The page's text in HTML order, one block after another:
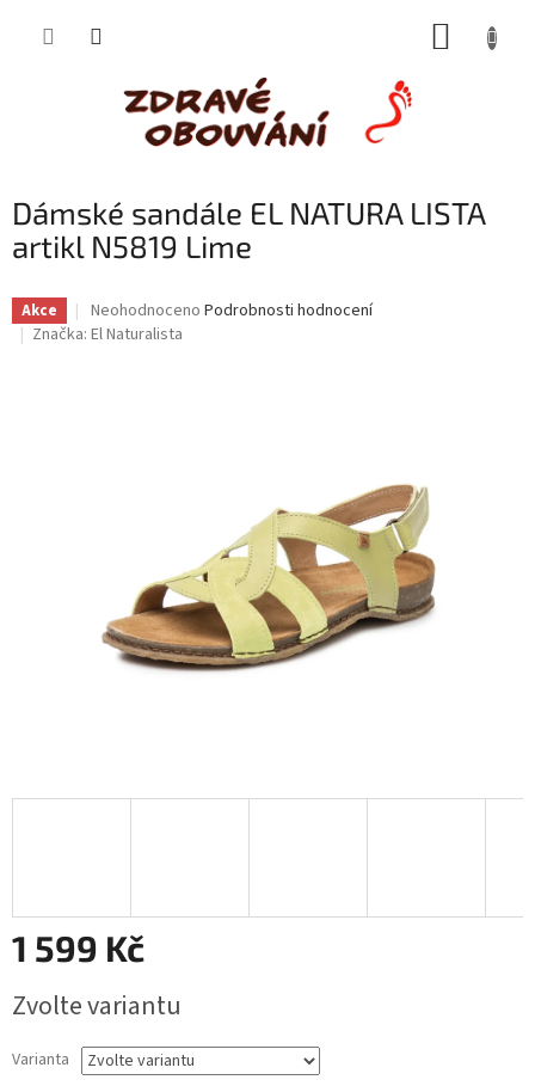
Dámské sandále EL NATURA LISTA
artikl N5819 Lime
Akce
Průměrné
hodnocení
Neohodnoceno Podrobnosti hodnocení
Značka: El Naturalista
1 599 Kč
cena:
Zvolte variantu
Varianta